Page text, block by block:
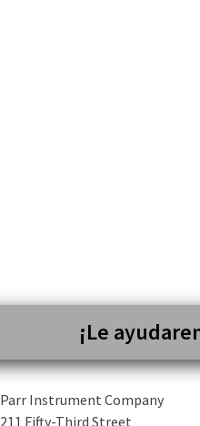
¡Le
Parr Instrument Company
211 Fifty-Third Street